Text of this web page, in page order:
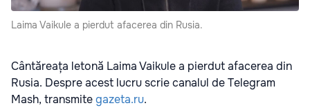
Laima Vaikule a pierdut afacerea din Rusia.
Cântăreața letonă Laima Vaikule a pierdut afacerea din
Rusia. Despre acest lucru scrie canalul de Telegram
Mash, transmitegazeta.ru.